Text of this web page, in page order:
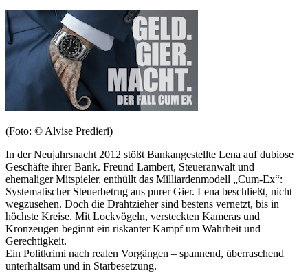
(Foto: © Alvise Predieri)
In der Neujahrsnacht 2012 stößt Bankangestellte Lena auf dubiose
Geschäfte ihrer Bank. Freund Lambert, Steueranwalt und
ehemaliger Mitspieler, enthüllt das Milliardenmodell „Cum-Ex“:
Systematischer Steuerbetrug aus purer Gier. Lena beschließt, nicht
wegzusehen. Doch die Drahtzieher sind bestens vernetzt, bis in
höchste Kreise. Mit Lockvögeln, versteckten Kameras und
Kronzeugen beginnt ein riskanter Kampf um Wahrheit und
Gerechtigkeit.
Ein Politkrimi nach realen Vorgängen – spannend, überraschend
unterhaltsam und in Starbesetzung.